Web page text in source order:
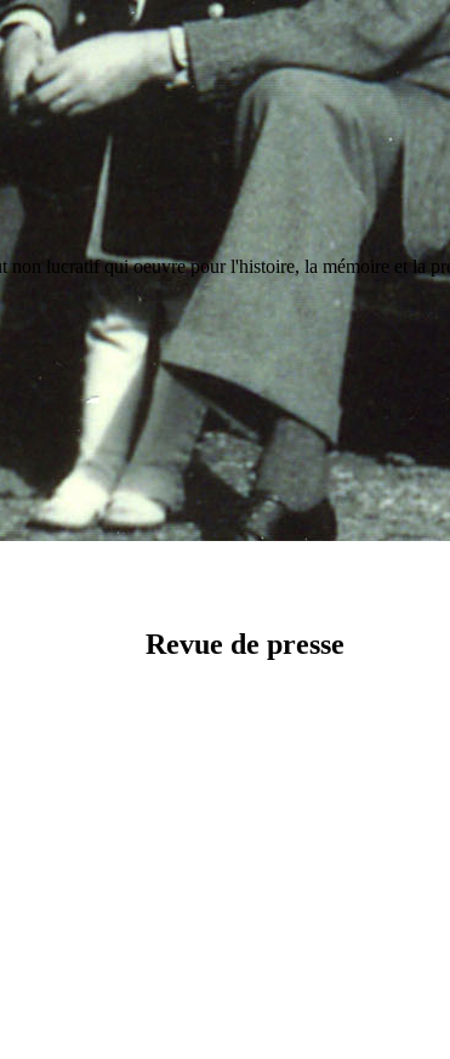
lucratif qui oeuvre pour l'histoire, la mémoire et la
Revue de presse